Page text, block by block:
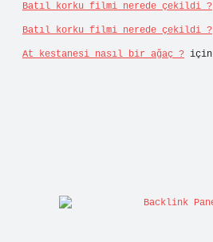
Batıl korku filmi nerede çekildi ?
Batıl korku filmi nerede çekildi ?
At kestanesi nasıl bir ağaç ? için